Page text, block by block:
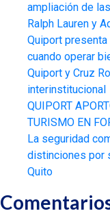
ampliación de
Ralph Lauren y
Quiport
cuando operar
Quiport y Cruz
interinstitucional
QUIPORT
TURISMO EN
La seguridad
distinciones por
Quito